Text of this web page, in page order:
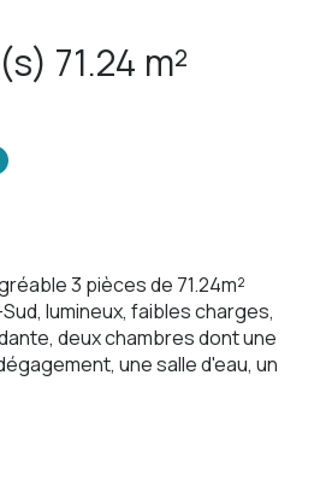
Appartement 4 pièce(s) 3 chambre(s) 71.24 m²
3 pièces de 71.24m²
lumineux, faibles charges,
deux chambres dont une
une salle d'eau, un